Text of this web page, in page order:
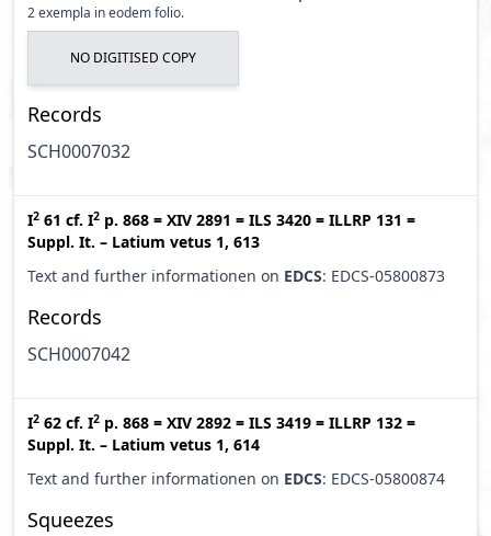
2 exempla in eodem folio.
NO DIGITISED COPY
Records
SCH0007032
I2 61 cf. I2 p. 868 = XIV 2891 = ILS 3420 = ILLRP 131 =
Suppl. It. – Latium vetus 1, 613
Text and further informationen on EDCS: EDCS-05800873
Records
SCH0007042
I2 62 cf. I2 p. 868 = XIV 2892 = ILS 3419 = ILLRP 132 =
Suppl. It. – Latium vetus 1, 614
Text and further informationen on EDCS: EDCS-05800874
Squeezes